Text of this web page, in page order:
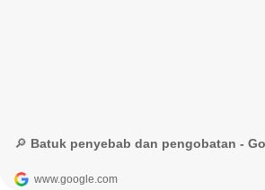
🔎 Batuk penyebab dan pengobatan -
www.google.com